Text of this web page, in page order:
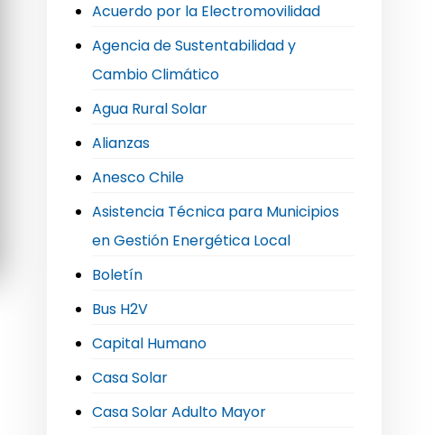
Acuerdo por la Electromovilidad
Agencia de Sustentabilidad y
Cambio Climático
Agua Rural Solar
Alianzas
Anesco Chile
Asistencia Técnica para Municipios
en Gestión Energética Local
Boletín
Bus H2V
Capital Humano
Casa Solar
Casa Solar Adulto Mayor